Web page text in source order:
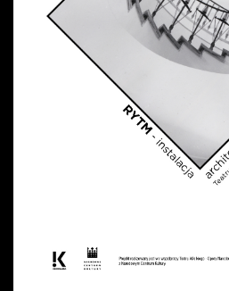
Wynajem kostiumów
Wynajem rekwizytów
Fundusze unijne